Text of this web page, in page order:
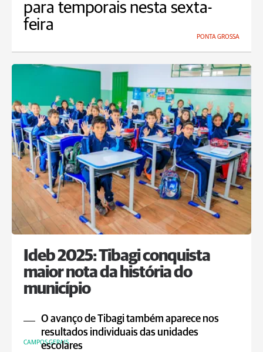
para temporais nesta sexta-
feira
PONTA GROSSA
Ideb 2025: Tibagi conquista
maior nota da história do
município
O avanço de Tibagi também aparece nos
resultados individuais das unidades
escolares
CAMPOS GERAIS